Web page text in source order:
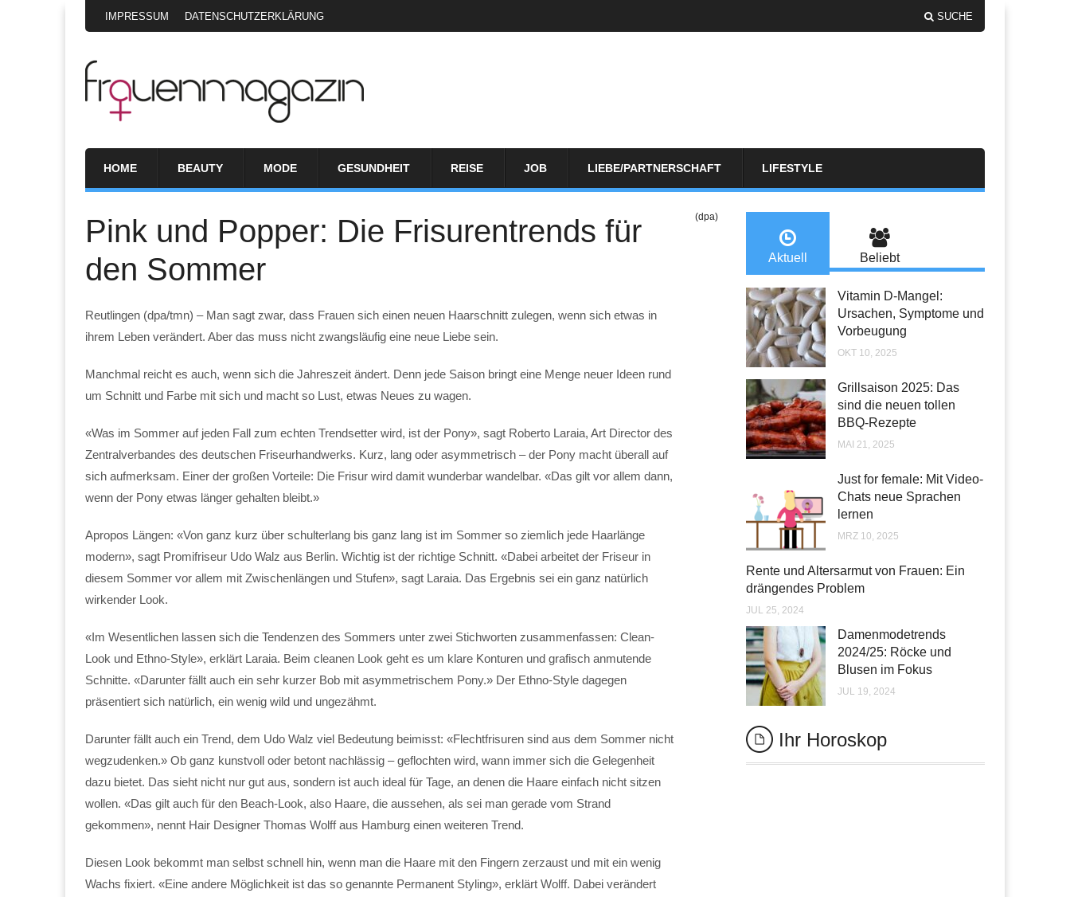
IMPRESSUM DATENSCHUTZERKLÄRUNG SUCHE
HOME BEAUTY MODE GESUNDHEIT REISE JOB LIEBE/PARTNERSCHAFT LIFESTYLE
Pink und Popper: Die Frisurentrends für
den Sommer
(dpa)
Reutlingen (dpa/tmn) – Man sagt zwar, dass Frauen sich einen neuen Haarschnitt zulegen, wenn sich etwas in
ihrem Leben verändert. Aber das muss nicht zwangsläufig eine neue Liebe sein.
Manchmal reicht es auch, wenn sich die Jahreszeit ändert. Denn jede Saison bringt eine Menge neuer Ideen rund
um Schnitt und Farbe mit sich und macht so Lust, etwas Neues zu wagen.
«Was im Sommer auf jeden Fall zum echten Trendsetter wird, ist der Pony», sagt Roberto Laraia, Art Director des
Zentralverbandes des deutschen Friseurhandwerks. Kurz, lang oder asymmetrisch – der Pony macht überall auf
sich aufmerksam. Einer der großen Vorteile: Die Frisur wird damit wunderbar wandelbar. «Das gilt vor allem dann,
wenn der Pony etwas länger gehalten bleibt.»
Apropos Längen: «Von ganz kurz über schulterlang bis ganz lang ist im Sommer so ziemlich jede Haarlänge
modern», sagt Promifriseur Udo Walz aus Berlin. Wichtig ist der richtige Schnitt. «Dabei arbeitet der Friseur in
diesem Sommer vor allem mit Zwischenlängen und Stufen», sagt Laraia. Das Ergebnis sei ein ganz natürlich
wirkender Look.
«Im Wesentlichen lassen sich die Tendenzen des Sommers unter zwei Stichworten zusammenfassen: Clean-
Look und Ethno-Style», erklärt Laraia. Beim cleanen Look geht es um klare Konturen und grafisch anmutende
Schnitte. «Darunter fällt auch ein sehr kurzer Bob mit asymmetrischem Pony.» Der Ethno-Style dagegen
präsentiert sich natürlich, ein wenig wild und ungezähmt.
Darunter fällt auch ein Trend, dem Udo Walz viel Bedeutung beimisst: «Flechtfrisuren sind aus dem Sommer nicht
wegzudenken.» Ob ganz kunstvoll oder betont nachlässig – geflochten wird, wann immer sich die Gelegenheit
dazu bietet. Das sieht nicht nur gut aus, sondern ist auch ideal für Tage, an denen die Haare einfach nicht sitzen
wollen. «Das gilt auch für den Beach-Look, also Haare, die aussehen, als sei man gerade vom Strand
gekommen», nennt Hair Designer Thomas Wolff aus Hamburg einen weiteren Trend.
Diesen Look bekommt man selbst schnell hin, wenn man die Haare mit den Fingern zerzaust und mit ein wenig
Wachs fixiert. «Eine andere Möglichkeit ist das so genannte Permanent Styling», erklärt Wolff. Dabei verändert
Aktuell Beliebt
Vitamin D-Mangel:
Ursachen, Symptome und
Vorbeugung
OKT 10, 2025
Grillsaison 2025: Das
sind die neuen tollen
BBQ-Rezepte
MAI 21, 2025
Just for female: Mit Video-
Chats neue Sprachen
lernen
MRZ 10, 2025
Rente und Altersarmut von Frauen: Ein
drängendes Problem
JUL 25, 2024
Damenmodetrends
2024/25: Röcke und
Blusen im Fokus
JUL 19, 2024
Ihr Horoskop